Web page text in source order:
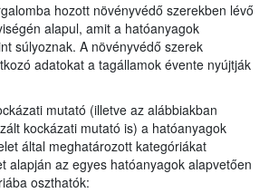
hozott növényvédő szerekben lévő
alapul, amit a hatóanyagok
súlyoznak. A növényvédő szerek
adatokat a tagállamok évente nyújtják
mutató (illetve az alábbiakban
kockázati mutató is) a hatóanyagok
által meghatározott kategóriákat
alapján az egyes hatóanyagok alapvetően
oszthatók: